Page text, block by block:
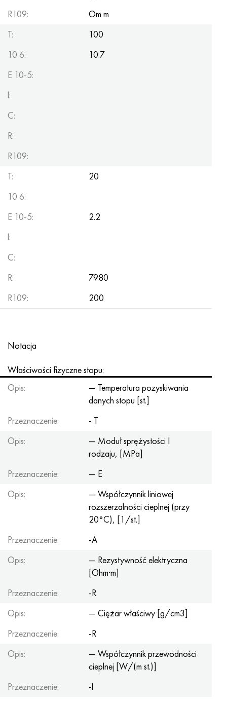
R109:
Om m
T:
100
10 6:
10.7
E 10-5:
l:
C:
R:
R109:
T:
20
10 6:
E 10-5:
2.2
l:
C:
R:
7980
R109:
200
Notacja
Właściwości fizyczne stopu:
Opis:
— Temperatura pozyskiwania
danych stopu [st.]
Przeznaczenie:
- T
Opis:
— Moduł sprężystości I
rodzaju, [MPa]
Przeznaczenie:
— E
Opis:
— Współczynnik liniowej
rozszerzalności cieplnej (przy
20°С), [1/st.]
Przeznaczenie:
-A
Opis:
— Rezystywność elektryczna
[Ohm·m]
Przeznaczenie:
-R
Opis:
— Ciężar właściwy [g/cm3]
Przeznaczenie:
-R
Opis:
— Współczynnik przewodności
cieplnej [W/(m st.)]
Przeznaczenie:
-l